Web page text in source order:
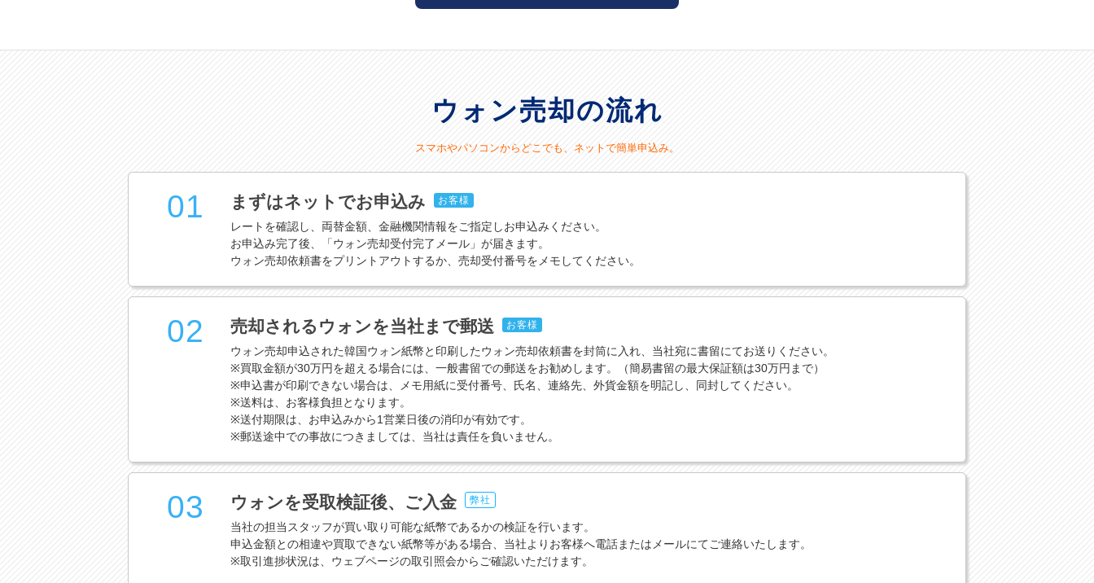
ウォン売却の流れ
スマホやパソコンからどこでも、ネットで簡単申込み。
01 まずはネットでお申込み お客様
レートを確認し、両替金額、金融機関情報をご指定しお申込みください。
お申込み完了後、「ウォン売却受付完了メール」が届きます。
ウォン売却依頼書をプリントアウトするか、売却受付番号をメモしてください。
02 売却されるウォンを当社まで郵送 お客様
ウォン売却申込された韓国ウォン紙幣と印刷したウォン売却依頼書を封筒に入れ、当社宛に書留にてお送りください。
※買取金額が30万円を超える場合には、一般書留での郵送をお勧めします。（簡易書留の最大保証額は30万円まで）
※申込書が印刷できない場合は、メモ用紙に受付番号、氏名、連絡先、外貨金額を明記し、同封してください。
※送料は、お客様負担となります。
※送付期限は、お申込みから1営業日後の消印が有効です。
※郵送途中での事故につきましては、当社は責任を負いません。
03 ウォンを受取検証後、ご入金 弊社
当社の担当スタッフが買い取り可能な紙幣であるかの検証を行います。
申込金額との相違や買取できない紙幣等がある場合、当社よりお客様へ電話またはメールにてご連絡いたします。
※取引進捗状況は、ウェブページの取引照会からご確認いただけます。